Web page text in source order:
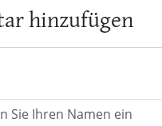
hinzufügen